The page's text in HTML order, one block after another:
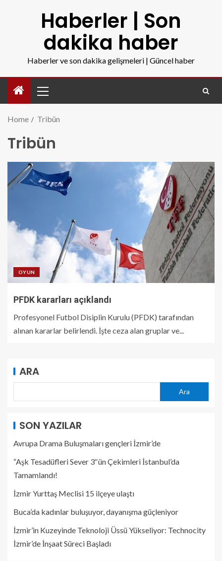
Haberler | Son
dakika haber
Haberler ve son dakika gelişmeleri | Güncel haber
Home Tribün
Tribün
OYUN
PFDK kararları açıklandı
Profesyonel Futbol Disiplin Kurulu (PFDK) tarafından
alınan kararlar belirlendi. İşte ceza alan gruplar ve...
ARA
Ara
SON YAZILAR
Avrupa Drama Buluşmaları gençleri İzmir’de
“Aşk Tesadüfleri Sever 3″ün Çekimleri İstanbul’da
Tamamlandı!
İzmir Yurttaş Meclisi 15 ilçeye ulaştı
Buca’da kadınlar buluşuyor, dayanışma güçleniyor
İzmir’in Kuzeyinde Teknoloji Üssü Yükseliyor: Technocity
İzmir’de İnşaat Süreci Başladı